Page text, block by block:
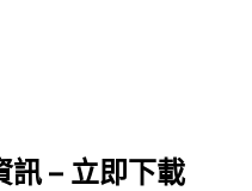
訊 – 立即下載